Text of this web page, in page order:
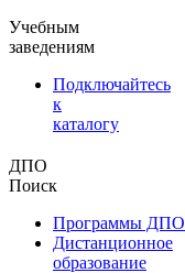
Учебным
заведениям
Подключайтесь
к
каталогу
ДПО
Поиск
Программы ДПО
Дистанционное
образование